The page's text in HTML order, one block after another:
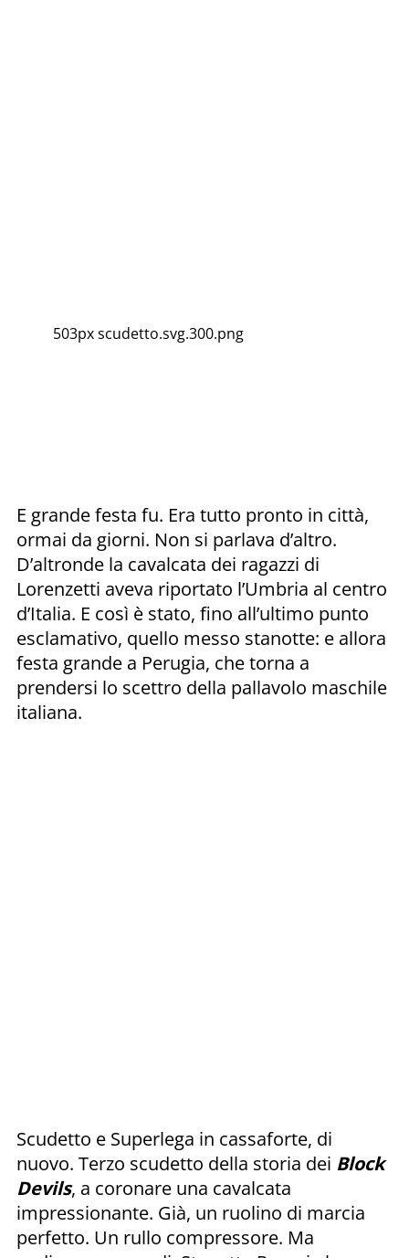
503px scudetto.svg.300.png
E grande festa fu. Era tutto pronto in città,
ormai da giorni. Non si parlava d’altro.
D’altronde la cavalcata dei ragazzi di
Lorenzetti aveva riportato l’Umbria al centro
d’Italia. E così è stato, fino all’ultimo punto
esclamativo, quello messo stanotte: e allora
festa grande a Perugia, che torna a
prendersi lo scettro della pallavolo maschile
italiana.
Scudetto e Superlega in cassaforte, di
nuovo. Terzo scudetto della storia dei Block
Devils, a coronare una cavalcata
impressionante. Già, un ruolino di marcia
perfetto. Un rullo compressore. Ma